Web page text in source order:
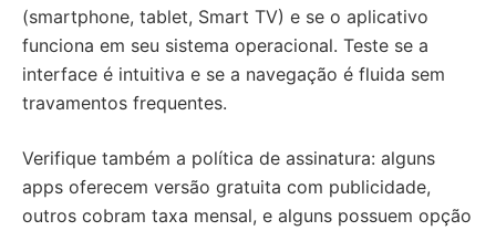
(smartphone, tablet, Smart TV) e se o aplicativo
funciona em seu sistema operacional. Teste se a
interface é intuitiva e se a navegação é fluida sem
travamentos frequentes.
Verifique também a política de assinatura: alguns
apps oferecem versão gratuita com publicidade,
outros cobram taxa mensal, e alguns possuem opção